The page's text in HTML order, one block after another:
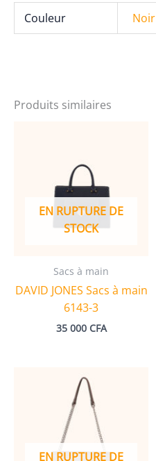
Couleur Noir
Produits similaires
EN RUPTURE DE
STOCK
Sacs à main
DAVID JONES Sacs à main
6143-3
35 000 CFA
EN RUPTURE DE